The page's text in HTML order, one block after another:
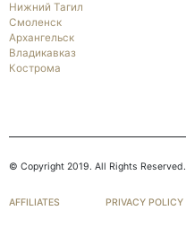
Нижний Тагил
Смоленск
Архангельск
Владикавказ
Кострома
© Copyright 2019. All Rights Reserved.
AFFILIATES PRIVACY POLICY